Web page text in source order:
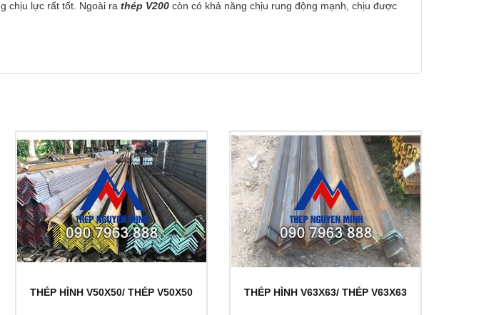
chịu lực rất tốt. Ngoài ra thép V200 còn có khả năng chịu rung động mạnh, chịu được
THÉP HÌNH V50X50/ THÉP V50X50 THÉP HÌNH V63X63/ THÉP V63X63